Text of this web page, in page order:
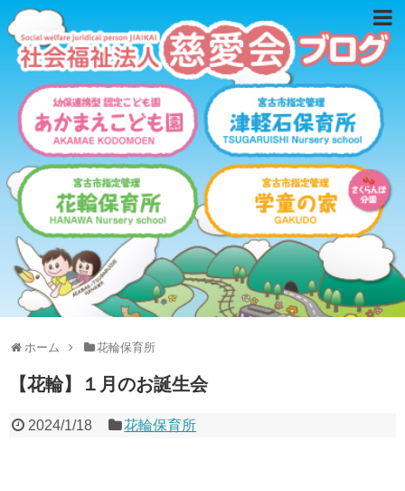
ホーム 花輪保育所
【花輪】１月のお誕生会
2024/1/18 花輪保育所